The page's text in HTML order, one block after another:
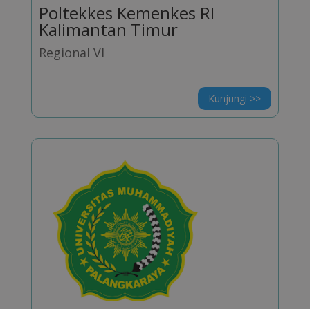
Poltekkes Kemenkes RI
Kalimantan Timur
Regional VI
Kunjungi >>